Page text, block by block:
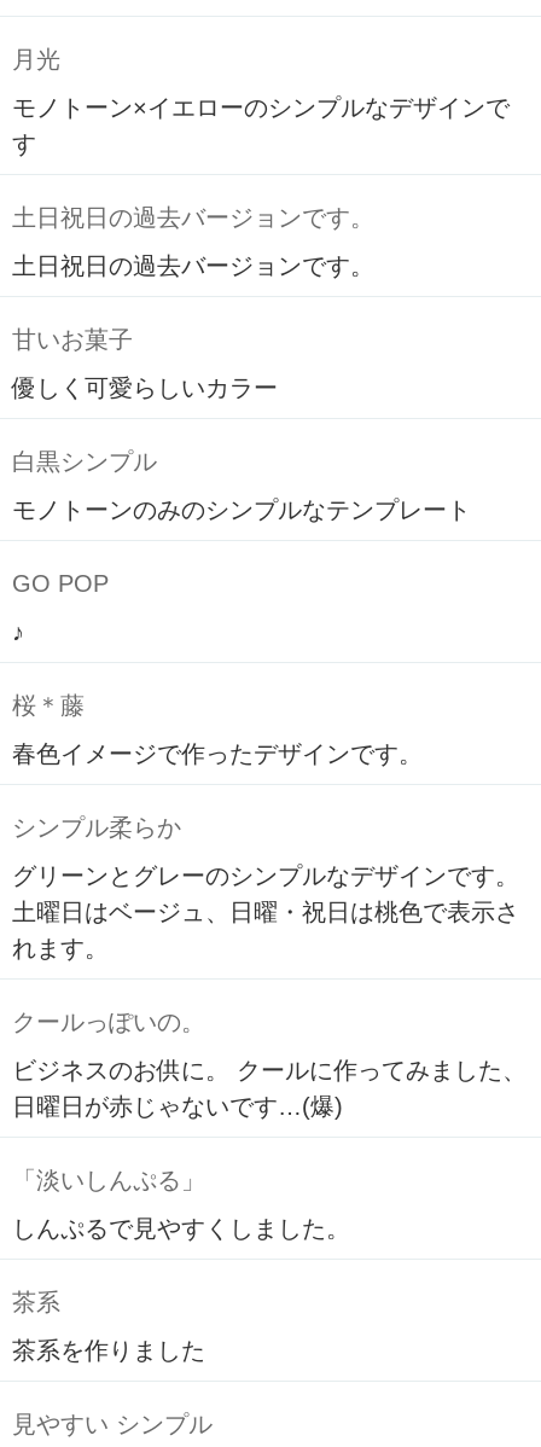
月光
モノトーン×イエローのシンプルなデザインで
す
土日祝日の過去バージョンです。
土日祝日の過去バージョンです。
甘いお菓子
優しく可愛らしいカラー
白黒シンプル
モノトーンのみのシンプルなテンプレート
GO POP
♪
桜＊藤
春色イメージで作ったデザインです。
シンプル柔らか
グリーンとグレーのシンプルなデザインです。
土曜日はベージュ、日曜・祝日は桃色で表示さ
れます。
クールっぽいの。
ビジネスのお供に。 クールに作ってみました、
日曜日が赤じゃないです…(爆)
「淡いしんぷる」
しんぷるで見やすくしました。
茶系
茶系を作りました
見やすい シンプル